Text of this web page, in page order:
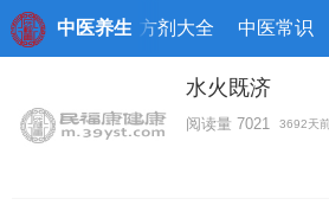
中医养生
中药本草 方剂大全 中医常识
水火既济
阅读量 7021 3692天前